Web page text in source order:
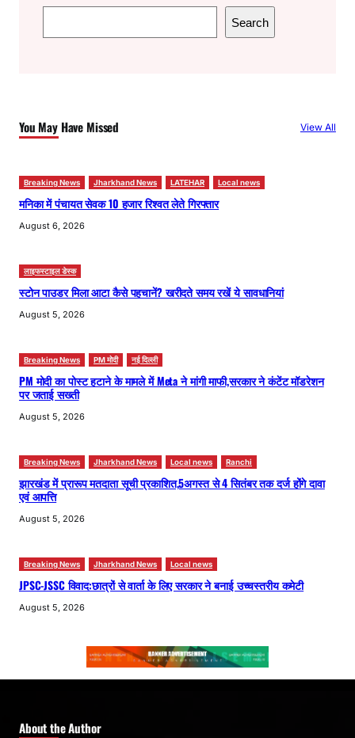
e
h
Search
You May Have Missed View All
Breaking News Jharkhand News LATEHAR Local news
मनिका में पंचायत सेवक 10 हजार रिश्वत लेते गिरफ्तार
August 6, 2026
लाइफस्टाइल डेस्क
स्टोन पाउडर मिला आटा कैसे पहचानें? खरीदते समय रखें ये सावधानियां
August 5, 2026
Breaking News PM मोदी नई दिल्ली
PM मोदी का पोस्ट हटाने के मामले में Meta ने मांगी माफी,सरकार ने कंटेंट मॉडरेशन
पर जताई सख्ती
August 5, 2026
Breaking News Jharkhand News Local news Ranchi
झारखंड में प्रारूप मतदाता सूची प्रकाशित,5अगस्त से 4 सितंबर तक दर्ज होंगे दावा
एवं आपत्ति
August 5, 2026
Breaking News Jharkhand News Local news
JPSC-JSSC विवाद:छात्रों से वार्ता के लिए सरकार ने बनाई उच्चस्तरीय कमेटी
August 5, 2026
About the Author